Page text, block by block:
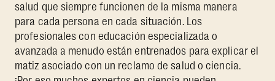
salud que siempre funcionen de la misma manera
para cada persona en cada situación. Los
profesionales con educación especializada o
avanzada a menudo están entrenados para explicar el
matiz asociado con un reclamo de salud o ciencia.